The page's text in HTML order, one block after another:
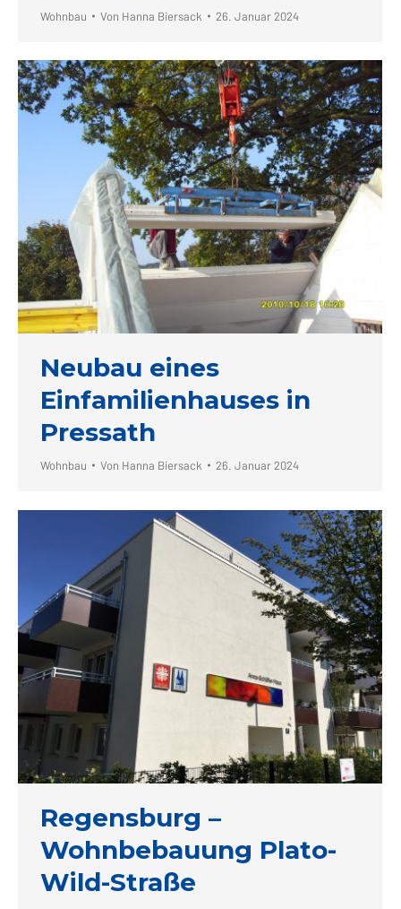
Wohnbau Von Hanna Biersack 26. Januar 2024
Neubau eines
Einfamilienhauses in
Pressath
Wohnbau Von Hanna Biersack 26. Januar 2024
Regensburg –
Wohnbebauung Plato-
Wild-Straße